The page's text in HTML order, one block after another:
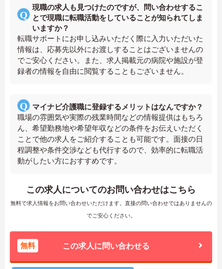
現職の求人も見つけたのですが、問い合わせするこ
とで現職に転職活動をしていることが知られてしま
いますか？
転職サポートにお申し込みいただく際に入力いただいた
情報は、応募先以外にお渡しすることはございませんの
でご安心ください。また、求人掲載元の病院や施設が登
録者の情報を自由に閲覧することもございません。
マイナビ介護職に登録するメリットはなんですか？
職場の雰囲気や実際の残業時間などの情報提供はもちろ
ん、希望勤務地や希望年収などの条件をお伝えいただく
ことで他の求人をご紹介することも可能です。面接の日
程調整や条件交渉なども代行するので、効率的に転職活
動がしたい方におすすめです。
この求人についてのお問い合わせはこちら
無料で求人情報をお問い合わせいただけます。直接の問い合わせではありませんの
でご安心ください。
無料 この求人に問い合わせる